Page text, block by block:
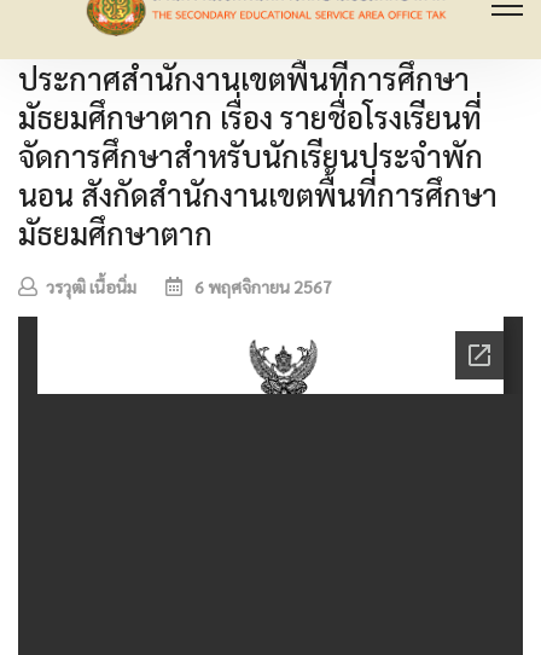
ประกาศสำนักงานเขตพื้นที่การศึกษา
มัธยมศึกษาตาก เรื่อง รายชื่อโรงเรียนที่
จัดการศึกษาสำหรับนักเรียนประจำพัก
นอน สังกัดสำนักงานเขตพื้นที่การศึกษา
มัธยมศึกษาตาก
วรวุฒิ เนื้อนิ่ม 6 พฤศจิกายน 2567